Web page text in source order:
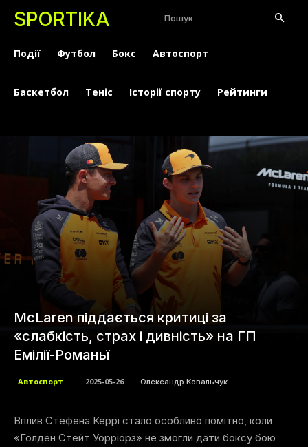
SPORTIKA Пошук
Події Футбол Бокс Автоспорт
Баскетбол Теніс Історії спорту Рейтинги
McLaren піддається критиці за
«слабкість, страх і дивність» на ГП
Емілії-Романьї
Автоспорт 2025-05-26 Олександр Ковальчук
Вплив Стефена Керрі стало особливо помітно, коли
«Голден Стейт Уорріорз» не змогли дати боксу бою